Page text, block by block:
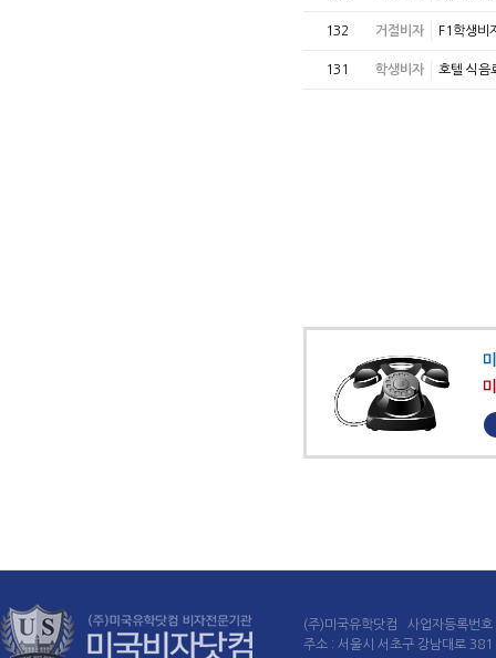
132 거절비자 F1학생비
131 학생비자 호텔 식음
(주)미국유학닷컴 사업자등록번
주소 : 서울시 서초구 강남대로